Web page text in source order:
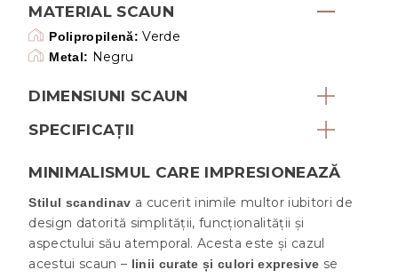
MATERIAL SCAUN
Polipropilenă: Verde
Metal: Negru
DIMENSIUNI SCAUN
SPECIFICAȚII
MINIMALISMUL CARE IMPRESIONEAZĂ
Stilul scandinav a cucerit inimile multor iubitori de
design datorită simplității, funcționalității și
aspectului său atemporal. Acesta este și cazul
acestui scaun – linii curate și culori expresive se